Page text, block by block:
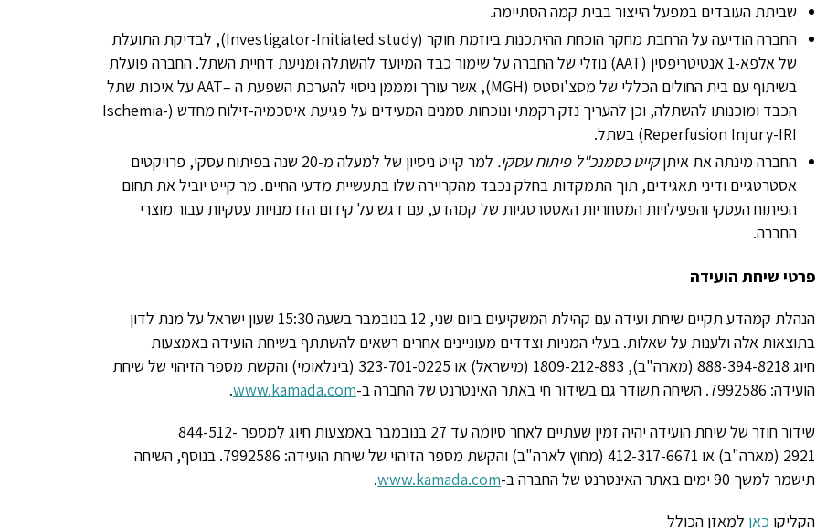
שביתת העובדים במפעל הייצור בבית קמה הסתיימה.
החברה הודיעה על הרחבת מחקר הוכחת ההיתכנות ביוזמת חוקר (Investigator-Initiated study), לבדיקת התועלת
של אלפא-1 אנטיטריפסין (
AAT) נוזלי של החברה על שימור כבד המיועד להשתלה ומניעת דחיית השתל. החברה פועלת
בשיתוף עם בית החולים הכללי של מסצ'וסטס (MGH), אשר עורך ומממן ניסוי להערכת השפעת ה –AAT על איכות שתל
הכבד ומוכנותו להשתלה, וכן להעריך נזק רקמתי ונוכחות סמנים המעידים על פגיעת איסכמיה-זילוח מחדש (Ischemia-
Reperfusion Injury-IRI) בשתל.
החברה מינתה את איתןקייט כסמנכ"ל פיתוח עסקי.
למר קייט ניסיון של למעלה מ-20 שנה בפיתוח עסקי, פרויקטים
אסטרטגיים ודיני תאגידים, תוך התמקדות בחלק נכבד מהקריירה שלו בתעשיית מדעי החיים. מר קייט יוביל את תחום
הפיתוח העסקי והפעילויות המסחריות האסטרטגיות של קמהדע, עם דגש על קידום הזדמנויות עסקיות עבור מוצרי
החברה.
פרטי שיחת הועידה
הנהלת קמהדע תקיים שיחת ועידה עם קהילת המשקיעים ביום שני, 12 בנובמבר בשעה 15:30 שעון ישראל על מנת לדון
בתוצאות אלה ולענות על שאלות. בעלי המניות וצדדים מעוניינים אחרים רשאים להשתתף בשיחת הועידה באמצעות
חיוג 888-394-8218 (מארה"ב), 1809-212-883 (מישראל) או 323-701-0225 (בינלאומי) והקשת מספר הזיהוי של שיחת
הועידה: 7992586. השיחה תשודר גם בשידור חי באתר האינטרנט של החברה ב-www.kamada.com
.
שידור חוזר של שיחת הועידה יהיה זמין שעתיים לאחר סיומה עד 27 בנובמבר באמצעות חיוג למספר
844-512-
2921 (מארה"ב) או 412-317-6671 (מחוץ לארה"ב) והקשת מספר הזיהוי של שיחת הועידה: 7992586. בנוסף, השיחה
תישמר למשך 90 ימים באתר האינטרנט של החברה ב-
www.kamada.com
.
הקליקו כאן למאזן הכולל